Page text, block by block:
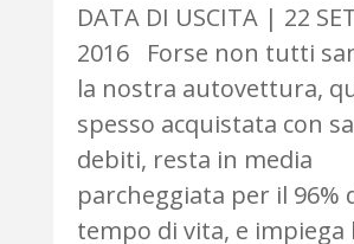
DATA DI USCITA | 22
2016 Forse non tutti
la nostra autovettura,
spesso acquistata con
debiti, resta in media
parcheggiata per il 96%
tempo di vita, e impiega